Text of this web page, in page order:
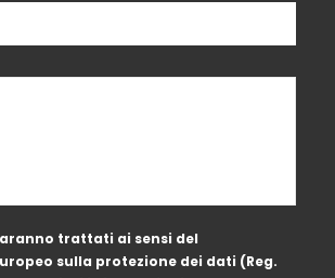
sulla protezione dei dati (Reg.